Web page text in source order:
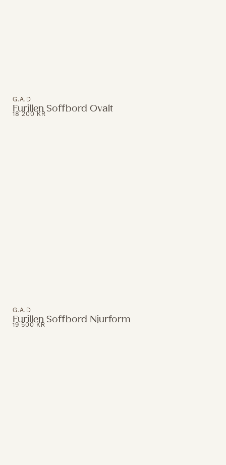
G.A.D
Furillen Soffbord Ovalt
18 200KR
G.A.D
Furillen Soffbord Njurform
19 500KR